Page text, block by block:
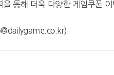
통해 더욱 다양한 게임쿠폰